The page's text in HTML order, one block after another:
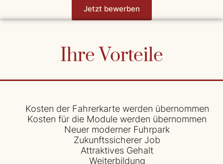
Jetzt bewerben
Ihre Vorteile
Kosten der Fahrerkarte werden übernommen
Kosten für die Module werden übernommen
Neuer moderner Fuhrpark
Zukunftssicherer Job
Attraktives Gehalt
Weiterbildung